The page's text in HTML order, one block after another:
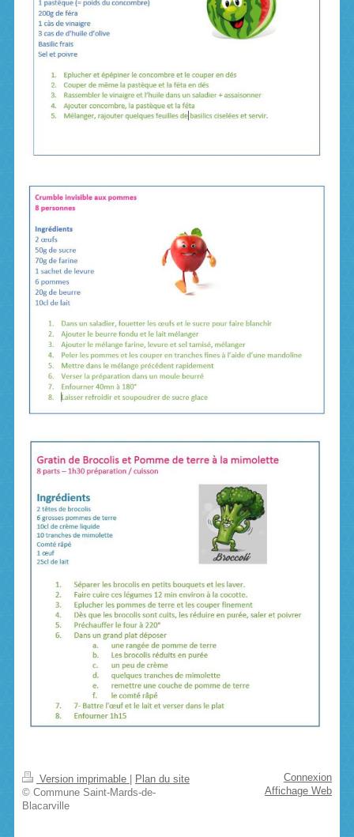
Version imprimable
Plan du site
© Commune Saint-Mards-de-
Blacarville
Connexion
Affichage Web